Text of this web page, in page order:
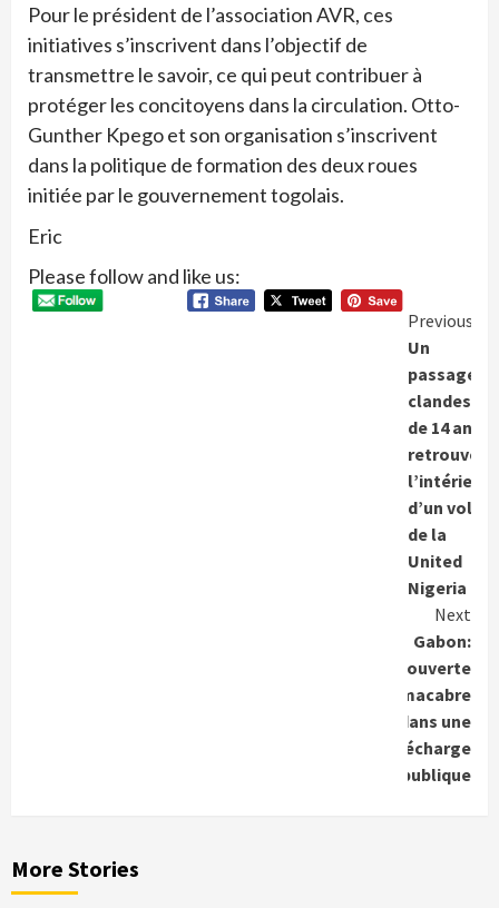
Pour le président de l’association AVR, ces
initiatives s’inscrivent dans l’objectif de
transmettre le savoir, ce qui peut contribuer à
protéger les concitoyens dans la circulation. Otto-
Gunther Kpego et son organisation s’inscrivent
dans la politique de formation des deux roues
initiée par le gouvernement togolais.
Eric
Please follow and like us:
Previous
Un
passager
clandestin
de 14 ans
retrouvé à
l’intérieur
d’un vol
de la
United
Nigeria
Next
Gabon:
Découverte
macabre
dans une
décharge
publique
More Stories